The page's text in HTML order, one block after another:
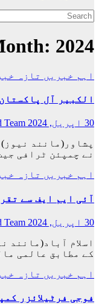
2024 اپریل
اہم خبریں تازہ
الکبیر آل
30 اپریل, 2024
Team
پشاور(مانند
نے چمپئن ٹرافی
اہم خبریں تازہ
آئی ایم ایف سے تقریباً 1.1 ارب ڈالر موصول، ترجمان
30 اپریل, 2024
Team
کے مطابق عالمی
اہم خبریں تازہ
فوجی فرٹیلائزر کمپنی کا سال 2024 کیلئے پہلی سہ